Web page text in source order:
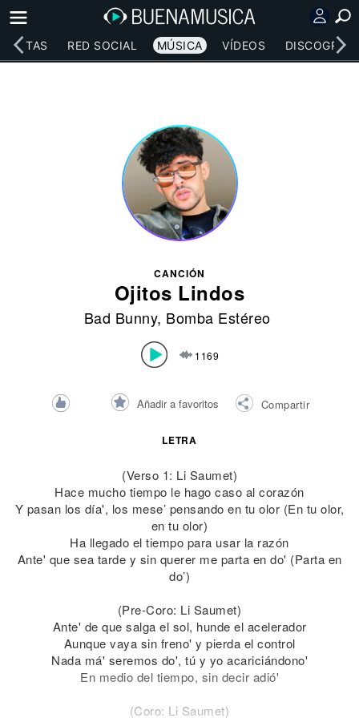
RED SOCIAL MÚSICA VÍDEOS
CANCIÓN
Ojitos Lindos
Bad Bunny, Bomba Estéreo
1169
Añadir a favoritos Compartir
LETRA
(Verso 1: Li Saumet)
Hace mucho tiempo le hago caso al corazón
Y pasan los día', los mese’ pensando en tu olor (En tu olor,
en tu olor)
Ha llegado el tiempo para usar la razón
Ante' que sea tarde y sin querer me parta en do' (Parta en
do’)
(Pre-Coro: Li Saumet)
Ante' de que salga el sol, hunde el acelerador
Aunque vaya sin freno' y pierda el control
Nada má' seremos do', tú y yo acariciándono'
En medio del tiempo, sin decir adió'
(Coro: Li Saumet)